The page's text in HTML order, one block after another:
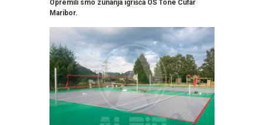
Opremili smo zunanja igrišča OŠ Tone Čufar
Maribor.